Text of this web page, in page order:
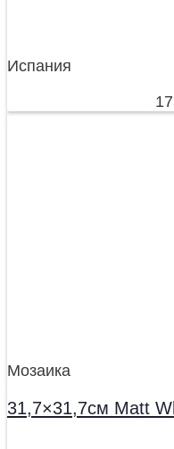
Испания
Мозаика
31,7×31,7см Matt